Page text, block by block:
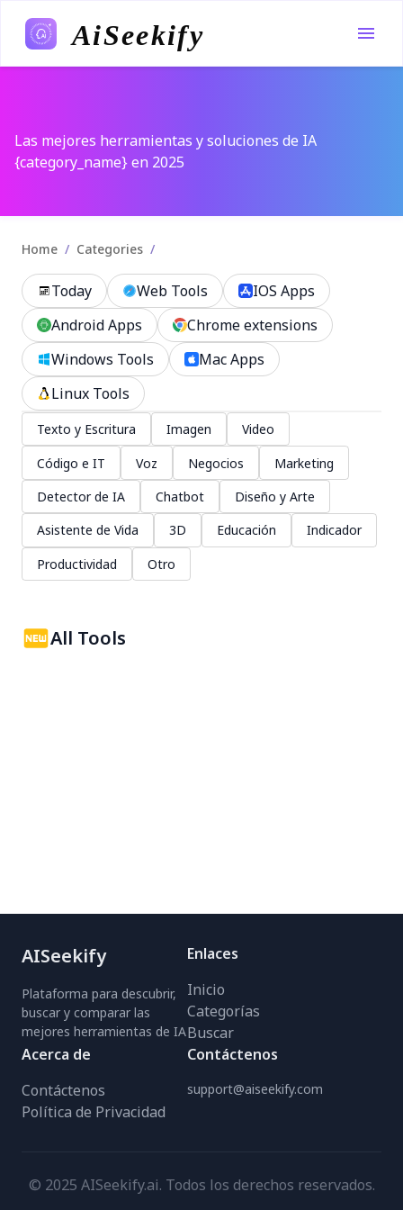
AiSeekify
Las mejores herramientas y soluciones de IA
{category_name} en 2025
Home / Categories /
Today Web Tools
IOS Apps
Android Apps
Chrome extensions
Windows Tools
Mac Apps
Linux Tools
Texto y Escritura Imagen
Video
Código e IT
Voz Negocios
Marketing
Detector de IA
Chatbot
Diseño y Arte
Asistente de Vida
3D Educación
Indicador
Productividad
Otro
All Tools
AISeekify
Plataforma para descubrir,
buscar y comparar las
mejores herramientas de IA
Enlaces
Inicio
Categorías
Buscar
Acerca de
Contáctenos
Política de Privacidad
Contáctenos
support@aiseekify.com
© 2025 AISeekify.ai. Todos los derechos reservados.